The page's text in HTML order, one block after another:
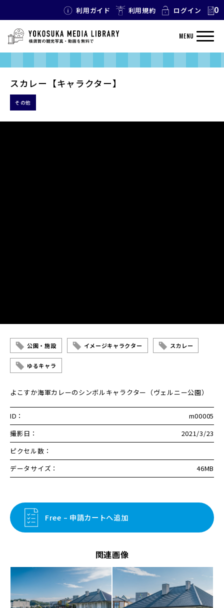
利用ガイド 利用規約 ログイン 0
MENU
スカレー【キャラクター】
その他
公園・施設 イメージキャラクター スカレー
ゆるキャラ
よこすか海軍カレーのシンボルキャラクター（ヴェルニー公園）
ID：
m00005
撮影日：
2021/3/23
ピクセル数：
データサイズ：
46MB
Free – 申請カートへ追加
関連画像